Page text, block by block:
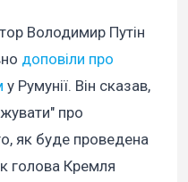
Володимир Путін
доповіли про
у Румунії. Він сказав,
про
як буде проведена
голова Кремля